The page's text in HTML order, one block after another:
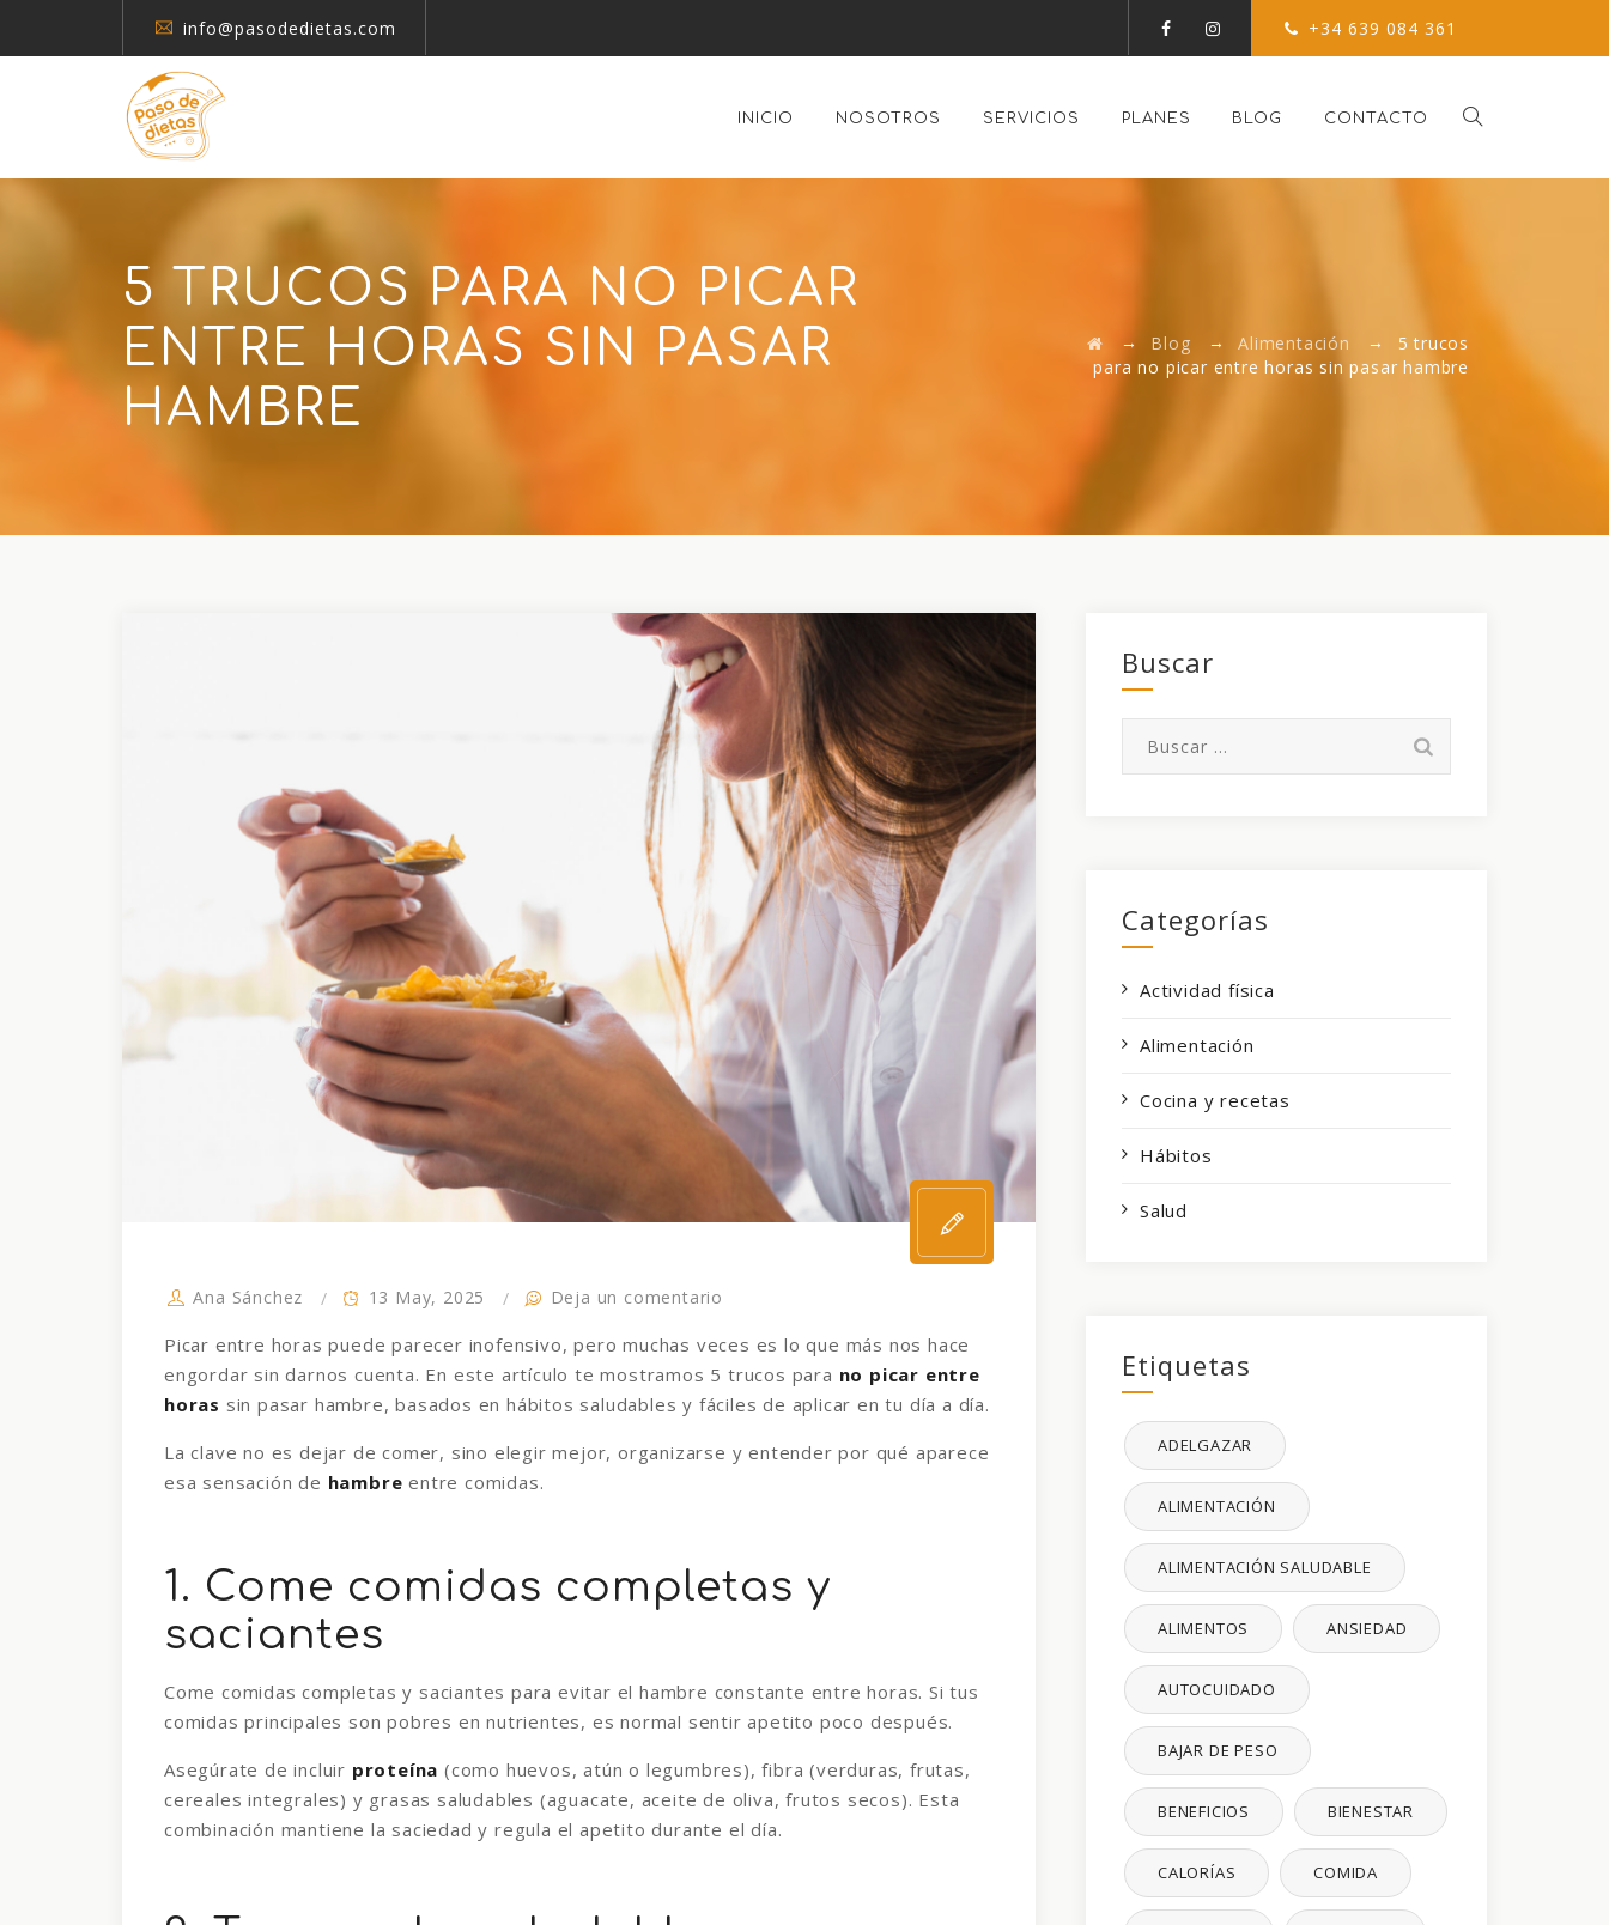
info@pasodedietas.com +34 639 084 361
INICIO NOSOTROS SERVICIOS PLANES BLOG CONTACTO
5 TRUCOS PARA NO PICAR
ENTRE HORAS SIN PASAR
HAMBRE
→ Blog → Alimentación →
5 trucos
para no picar entre horas sin pasar hambre
Ana Sánchez 13 May, 2025 Deja un comentario
Picar entre horas puede parecer inofensivo, pero muchas veces es lo que más nos hace
engordar sin darnos cuenta. En este artículo te mostramos 5 trucos para no picar entre
horas sin pasar hambre, basados en hábitos saludables y fáciles de aplicar en tu día a día.
La clave no es dejar de comer, sino elegir mejor, organizarse y entender por qué aparece
esa sensación de hambre entre comidas.
1. Come comidas completas y
saciantes
Come comidas completas y saciantes para evitar el hambre constante entre horas. Si tus
comidas principales son pobres en nutrientes, es normal sentir apetito poco después.
Asegúrate de incluir proteína (como huevos, atún o legumbres), fibra (verduras, frutas,
cereales integrales) y grasas saludables (aguacate, aceite de oliva, frutos secos). Esta
combinación mantiene la saciedad y regula el apetito durante el día.
Buscar
Categorías
Actividad física
Alimentación
Cocina y recetas
Hábitos
Salud
Etiquetas
ADELGAZAR
ALIMENTACIÓN
ALIMENTACIÓN SALUDABLE
ALIMENTOS ANSIEDAD
AUTOCUIDADO
BAJAR DE PESO
BENEFICIOS BIENESTAR
CALORÍAS COMIDA